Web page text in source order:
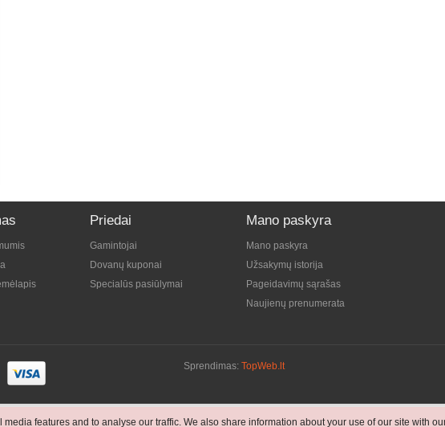
Priedai
Gamintojai
Dovanų kuponai
Specialūs pasiūlymai
Mano paskyra
Mano paskyra
Užsakymų istorija
Pageidavimų sąrašas
Naujienų prenumerata
Sprendimas: TopWeb.lt
features and to analyse our traffic. We also share information about your use of our site with